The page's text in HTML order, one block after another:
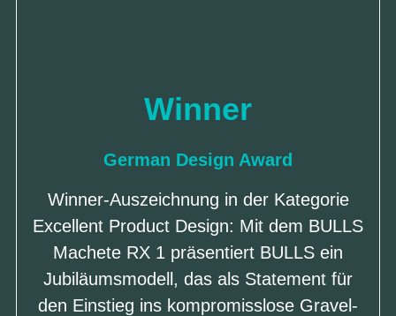
Winner
German Design Award
Winner-Auszeichnung in der Kategorie
Excellent Product Design: Mit dem BULLS
Machete RX 1 präsentiert BULLS ein
Jubiläumsmodell, das als Statement für
den Einstieg ins kompromisslose Gravel-